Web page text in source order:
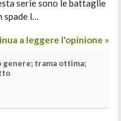
serie sono le battaglie
spade l…
a leggere l'opinione »
genere; trama ottima;